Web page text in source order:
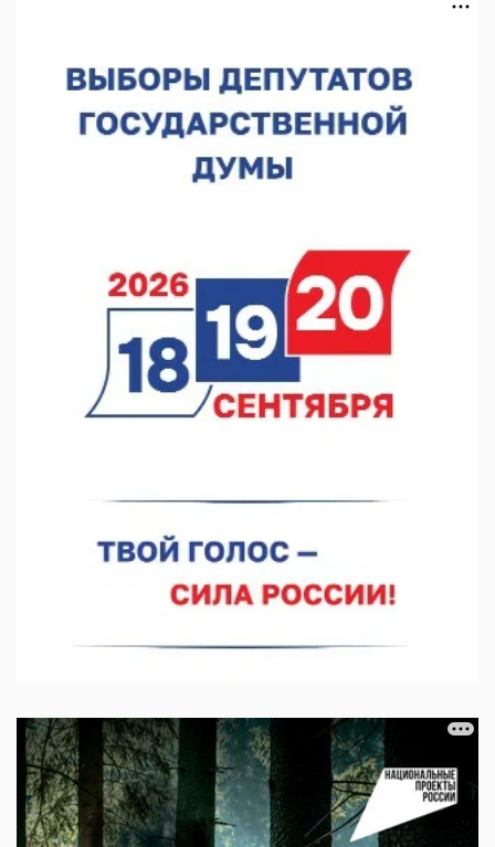
В Нижнем Новгороде прошло совещание Росгвардии
покраской телебашни
07.08.2026 11:20
В автобусах Арзамаса устанавливают терминалы оплаты
07.08.2026 11:03